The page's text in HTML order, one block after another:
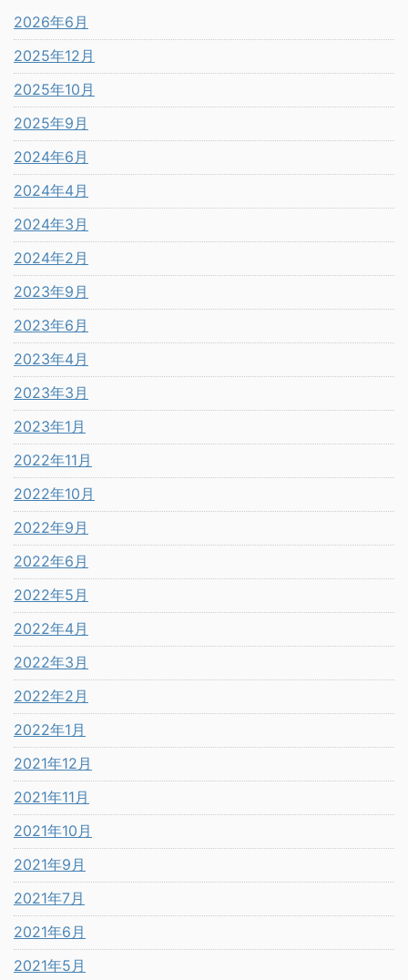
2026年6月
2025年12月
2025年10月
2025年9月
2024年6月
2024年4月
2024年3月
2024年2月
2023年9月
2023年6月
2023年4月
2023年3月
2023年1月
2022年11月
2022年10月
2022年9月
2022年6月
2022年5月
2022年4月
2022年3月
2022年2月
2022年1月
2021年12月
2021年11月
2021年10月
2021年9月
2021年7月
2021年6月
2021年5月